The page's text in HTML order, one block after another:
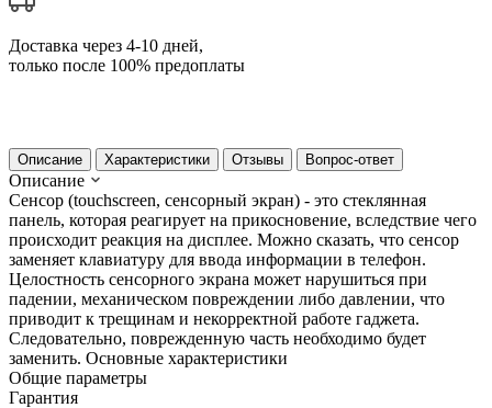
Доставка через 4-10 дней,
только после 100% предоплаты
Описание Характеристики Отзывы Вопрос-ответ
Описание
Сенсор (touchscreen, сенсорный экран) - это стеклянная
панель, которая реагирует на прикосновение, вследствие чего
происходит реакция на дисплее. Можно сказать, что сенсор
заменяет клавиатуру для ввода информации в телефон.
Целостность сенсорного экрана может нарушиться при
падении, механическом повреждении либо давлении, что
приводит к трещинам и некорректной работе гаджета.
Следовательно, поврежденную часть необходимо будет
заменить. Основные характеристики
Общие параметры
Гарантия